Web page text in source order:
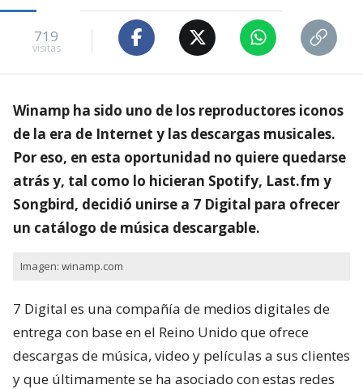
719
visitas
Winamp ha sido uno de los reproductores iconos
de la era de Internet y las descargas musicales.
Por eso, en esta oportunidad no quiere quedarse
atrás y, tal como lo hicieran Spotify, Last.fm y
Songbird, decidió unirse a 7 Digital para ofrecer
un catálogo de música descargable.
Imagen: winamp.com
7 Digital es una compañía de medios digitales de
entrega con base en el Reino Unido que ofrece
descargas de música, video y películas a sus clientes
y que últimamente se ha asociado con estas redes